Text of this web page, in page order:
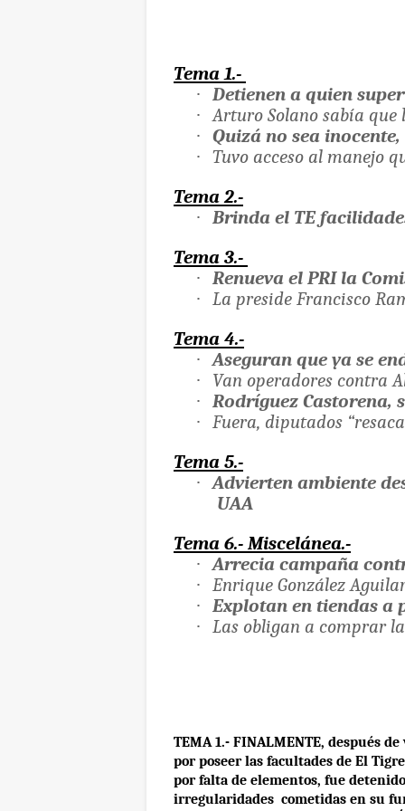
Tema 1.-
· Detienen a quien
· Arturo Solano sabía
· Quizá no sea
· Tuvo acceso al manejo
Tema 2.-
· Brinda el TE
Tema 3.-
· Renueva el PRI la
· La preside Francisco
Tema 4.-
· Aseguran que ya se
·
Van operadores contra
· Rodríguez Castorena,
· Fuera, diputados
Tema 5.-
· Advierten ambiente
UAA
Tema 6.- Miscelánea.-
· Arrecia campaña
· Enrique González
· Explotan en tiendas a
· Las obligan a comprar
TEMA 1.- FINALMENTE, después
por poseer las facultades de El
por falta de elementos, fue
irregularidades cometidas en su